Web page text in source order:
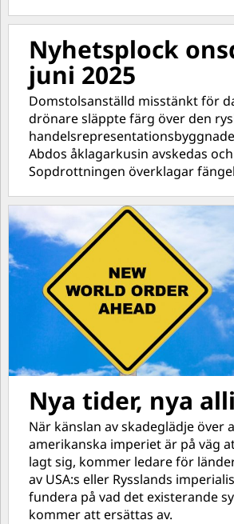
Nyhetsplock
juni 2025
Domstolsanställd misstänkt för
drönare släppte färg över den
Abdos åklagarkusin avskedas och
Sopdrottningen överklagar
Nya tider, nya
När känslan av skadeglädje över
amerikanska imperiet är på väg
lagt sig, kommer ledare för
av USA:s eller Rysslands
fundera på vad det existerande
kommer att ersättas av.